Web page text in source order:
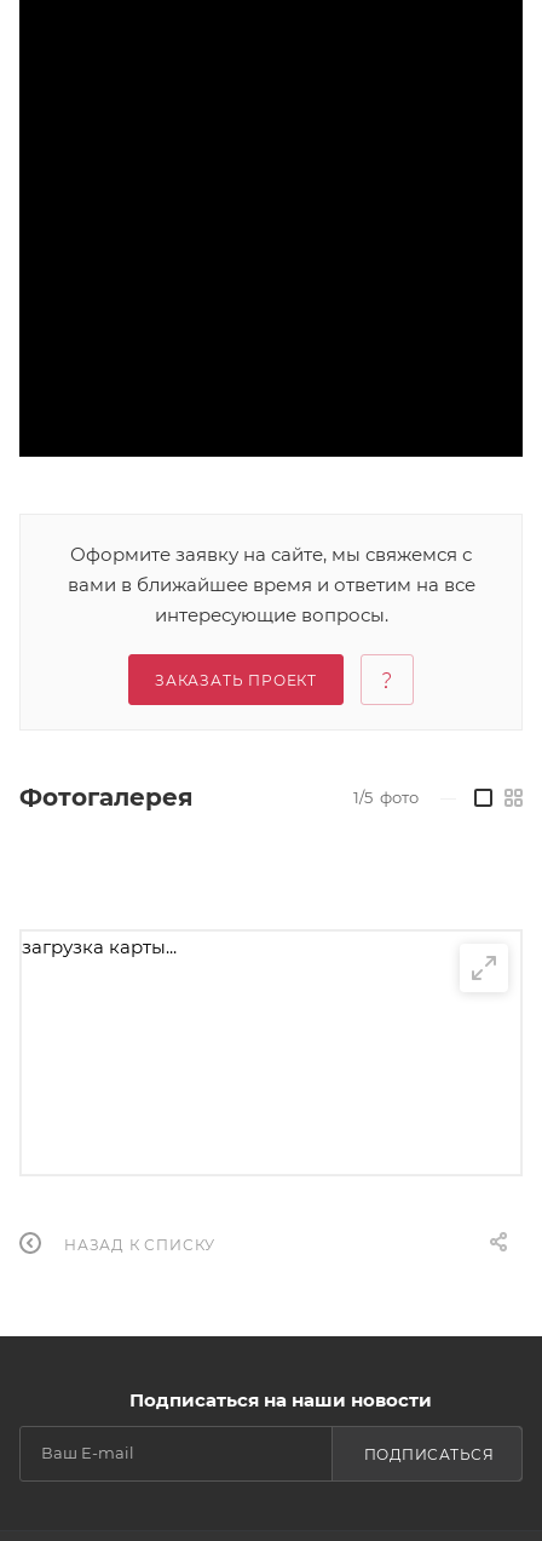
Оформите заявку на сайте, мы свяжемся с
вами в ближайшее время и ответим на все
интересующие вопросы.
ЗАКАЗАТЬ ПРОЕКТ
Фотогалерея 1/5 фото
загрузка карты...
НАЗАД К СПИСКУ
Подписаться на наши новости
ПОДПИСАТЬСЯ